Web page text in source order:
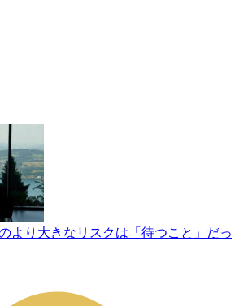
より大きなリスクは「待つこと」だっ